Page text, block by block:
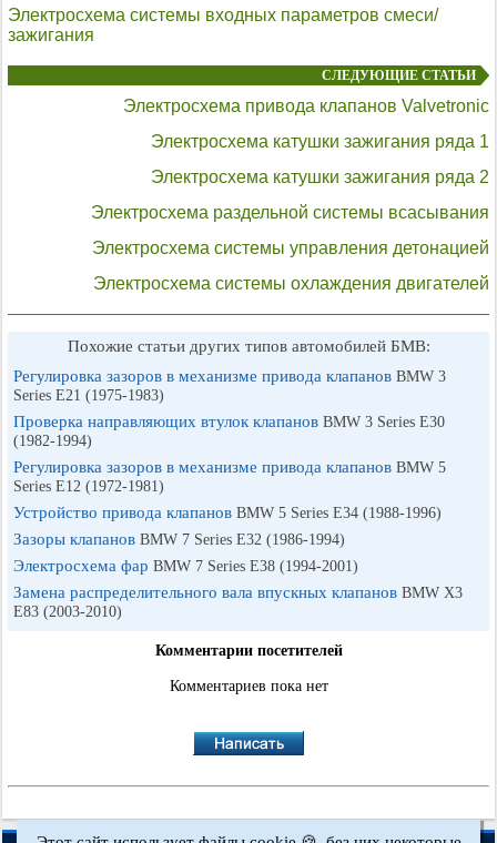
Электросхема системы входных параметров смеси/
зажигания
СЛЕДУЮЩИЕ СТАТЬИ
Электросхема привода клапанов Valvetronic
Электросхема катушки зажигания ряда 1
Электросхема катушки зажигания ряда 2
Электросхема раздельной системы всасывания
Электросхема системы управления детонацией
Электросхема системы охлаждения двигателей
Похожие статьи других типов автомобилей БМВ:
Регулировка зазоров в механизме привода клапанов BMW 3
Series E21 (1975-1983)
Проверка направляющих втулок клапанов BMW 3 Series E30
(1982-1994)
Регулировка зазоров в механизме привода клапанов BMW 5
Series E12 (1972-1981)
Устройство привода клапанов BMW 5 Series E34 (1988-1996)
Зазоры клапанов BMW 7 Series E32 (1986-1994)
Электросхема фар BMW 7 Series E38 (1994-2001)
Замена распределительного вала впускных клапанов BMW X3
E83 (2003-2010)
Комментарии посетителей
Комментариев пока нет